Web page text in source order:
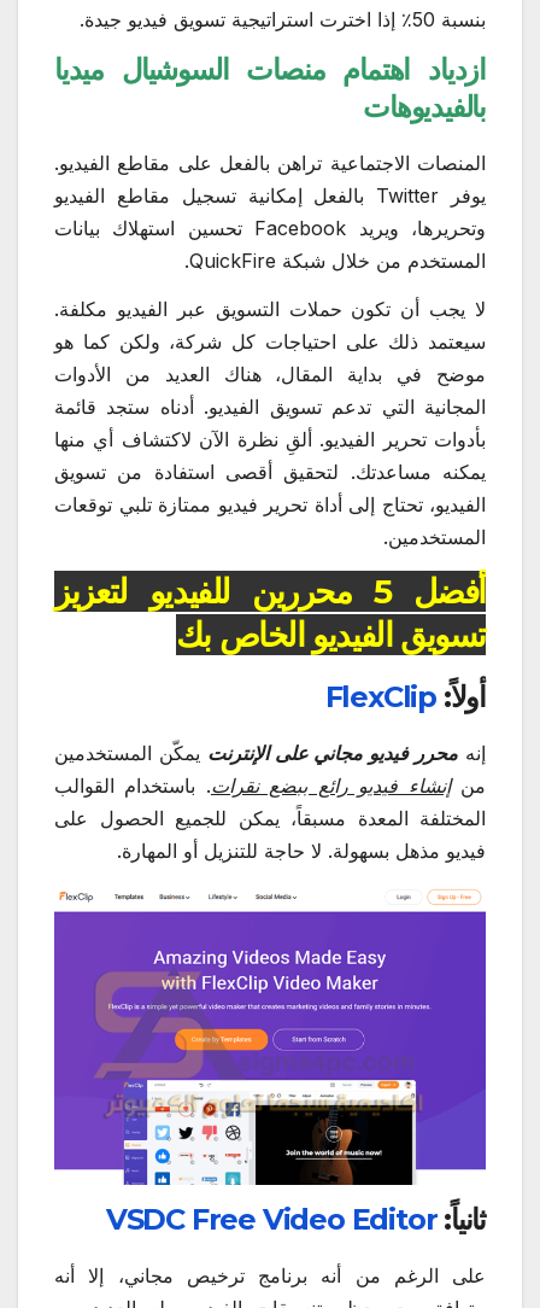
بنسبة 50٪ إذا اخترت استراتيجية تسويق فيديو جيدة.
ازدياد اهتمام منصات السوشيال ميديا
بالفيديوهات
المنصات الاجتماعية تراهن بالفعل على مقاطع الفيديو.
يوفر Twitter بالفعل إمكانية تسجيل مقاطع الفيديو
وتحريرها، ويريد Facebook تحسين استهلاك بيانات
المستخدم من خلال شبكة QuickFire.
لا يجب أن تكون حملات التسويق عبر الفيديو مكلفة.
سيعتمد ذلك على احتياجات كل شركة، ولكن كما هو
موضح في بداية المقال، هناك العديد من الأدوات
المجانية التي تدعم تسويق الفيديو. أدناه ستجد قائمة
بأدوات تحرير الفيديو. ألقِ نظرة الآن لاكتشاف أي منها
يمكنه مساعدتك. لتحقيق أقصى استفادة من تسويق
الفيديو، تحتاج إلى أداة تحرير فيديو ممتازة تلبي توقعات
المستخدمين.
أفضل 5 محررين للفيديو لتعزيز
تسويق الفيديو الخاص بك
أولاً: FlexClip
إنه محرر فيديو مجاني على الإنترنت يمكّن المستخدمين
منإنشاء فيديو رائع ببضع نقرات. باستخدام القوالب
المختلفة المعدة مسبقاً، يمكن للجميع الحصول على
فيديو مذهل بسهولة. لا حاجة للتنزيل أو المهارة.
ثانياً:VSDC Free Video Editor
على الرغم من أنه برنامج ترخيص مجاني، إلا أنه